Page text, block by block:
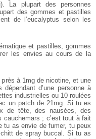
La plupart des personnes
des gommes et pastilles
de l’eucalyptus selon les
et pastilles, gommes
les envies au cours de la
à 1mg de nicotine, et une
d’une personne à
industrielles ou 10 roulées
un patch de 21mg. Si tu es
de tête, des nausées, des
cauchemars ; c’est tout à fait
tu as envie de fumer, tu peux
de spray buccal. Si tu as